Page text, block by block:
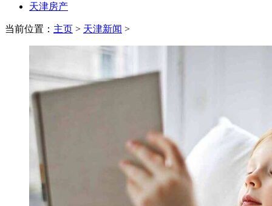
天津房产
当前位置： 主页 > 天津新闻 >